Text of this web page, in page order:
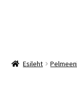
Esileht